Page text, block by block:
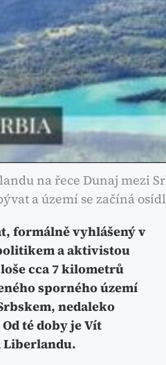
na řece Dunaj mezi
a území se začíná
formálně vyhlášený v
a aktivistou
cca 7 kilometrů
sporného území
nedaleko
té doby je Vít
Liberlandu.